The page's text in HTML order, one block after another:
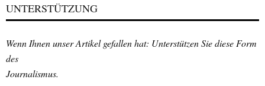
UNTERSTÜTZUNG
Wenn Ihnen unser Artikel gefallen hat: Unterstützen Sie diese Form
des
Journalismus.